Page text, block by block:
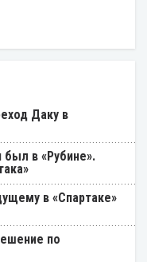
Даку в
в «Рубине».
в «Спартаке»
по